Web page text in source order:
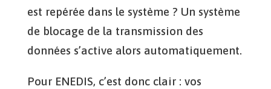
est repérée dans le système ? Un système
de blocage de la transmission des
données s’active alors automatiquement.
Pour ENEDIS, c’est donc clair : vos